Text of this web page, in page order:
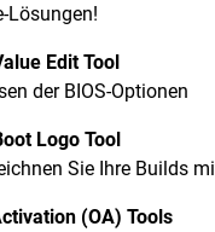
Lösungen!
Edit Tool
der BIOS-Optionen
Logo Tool
Sie Ihre Builds
(OA) Tools